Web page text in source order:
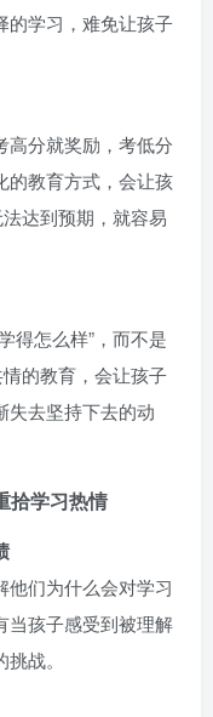
的学习，难免让孩子
高分就奖励，考低分
的教育方式，会让孩
达到预期，就容易
得怎么样”，而不是
的教育，会让孩子
失去坚持下去的动
拾学习热情
他们为什么会对学习
当孩子感受到被理解
战。